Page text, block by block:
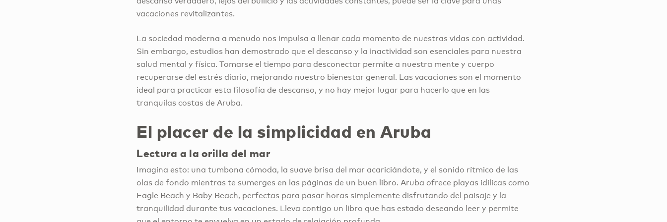
vacaciones revitalizantes.
La sociedad moderna a menudo nos impulsa a llenar cada momento de nuestras vidas con actividad.
Sin embargo, estudios han demostrado que el descanso y la inactividad son esenciales para nuestra
salud mental y física. Tomarse el tiempo para desconectar permite a nuestra mente y cuerpo
recuperarse del estrés diario, mejorando nuestro bienestar general. Las vacaciones son el momento
ideal para practicar esta filosofía de descanso, y no hay mejor lugar para hacerlo que en las
tranquilas costas de Aruba.
El placer de la simplicidad en Aruba
Lectura a la orilla del mar
Imagina esto: una tumbona cómoda, la suave brisa del mar acariciándote, y el sonido rítmico de las
olas de fondo mientras te sumerges en las páginas de un buen libro. Aruba ofrece playas idílicas como
Eagle Beach y Baby Beach, perfectas para pasar horas simplemente disfrutando del paisaje y la
tranquilidad durante tus vacaciones. Lleva contigo un libro que has estado deseando leer y permite